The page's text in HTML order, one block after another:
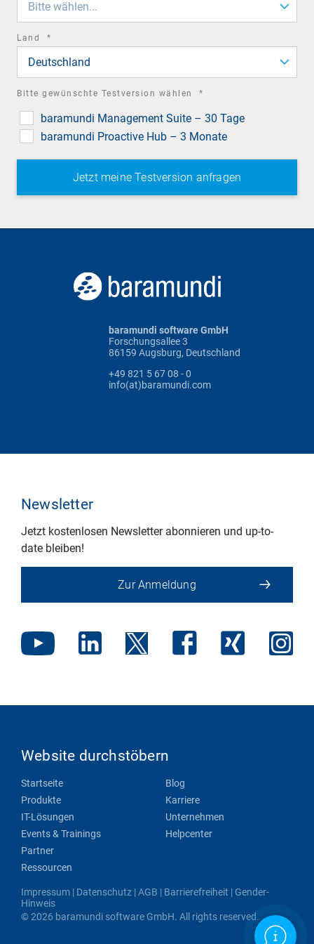
Bitte wählen...
Land *
Deutschland
Bitte gewünschte Testversion wählen *
baramundi Management Suite – 30 Tage
baramundi Proactive Hub – 3 Monate
baramundi software GmbH
Forschungsallee 3
86159 Augsburg, Deutschland
+49 821 5 67 08 - 0
info(at)baramundi.com
Newsletter
Jetzt kostenlosen Newsletter abonnieren und up-to-
date bleiben!
Zur Anmeldung
Website durchstöbern
Startseite
Produkte
IT-Lösungen
Events & Trainings
Partner
Ressourcen
Blog
Karriere
Unternehmen
Helpcenter
Impressum | Datenschutz |AGB | Barrierefreiheit | Gender-
Hinweis
© 2026 baramundi software GmbH. All rights reserved.